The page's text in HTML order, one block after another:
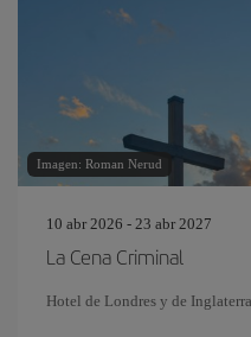
Imagen: Roman Nerud
10 abr 2026 - 23 abr 2027
La Cena Criminal
Hotel de Londres y de Inglaterra